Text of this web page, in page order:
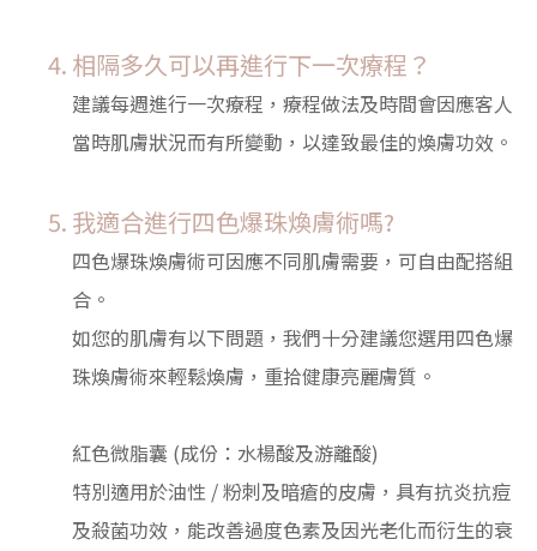
相隔多久可以再進行下一次療程？
建議每週進行一次療程，療程做法及時間會因應客人
當時肌膚狀況而有所變動，以達致最佳的煥膚功效。
我適合進行四色爆珠煥膚術嗎?
四色爆珠煥膚術可因應不同肌膚需要，可自由配搭組
合。
如您的肌膚有以下問題，我們十分建議您選用四色爆
珠煥膚術來輕鬆煥膚，重拾健康亮麗膚質。
紅色微脂囊 (成份：水楊酸及游離酸)
特別適用於油性 / 粉刺及暗瘡的皮膚，具有抗炎抗痘
及殺菌功效，能改善過度色素及因光老化而衍生的衰